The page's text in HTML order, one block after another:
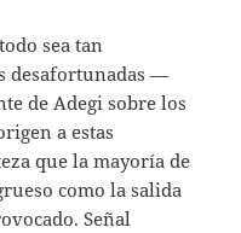
sea tan
desafortunadas —
de Adegi sobre los
a estas
que la mayoría de
como la salida
Señal